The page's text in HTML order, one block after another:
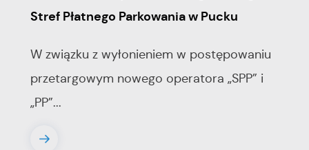
Stref Płatnego Parkowania w Pucku
W związku z wyłonieniem w postępowaniu
przetargowym nowego operatora „SPP” i
„PP”...